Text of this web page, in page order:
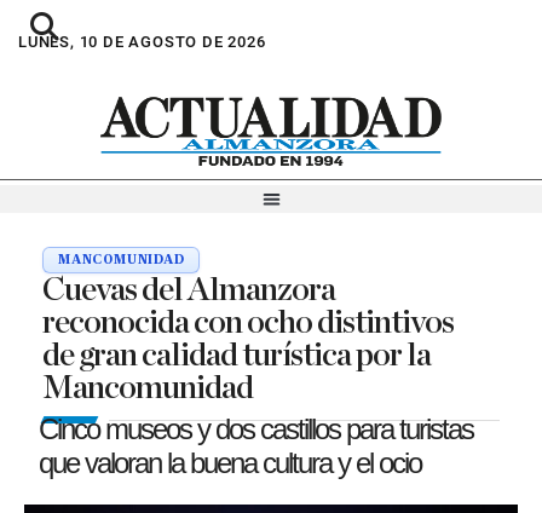
LUNES, 10 DE AGOSTO DE 2026
MANCOMUNIDAD
Cuevas del Almanzora
reconocida con ocho distintivos
de gran calidad turística por la
Mancomunidad
Cinco museos y dos castillos para turistas
que valoran la buena cultura y el ocio